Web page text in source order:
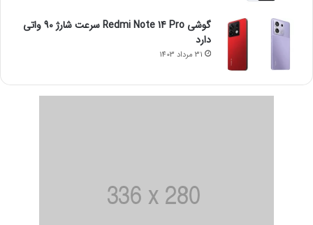
گوشی Redmi Note 14 Pro سرعت شارژ 90 واتی
دارد
31 مرداد 1403